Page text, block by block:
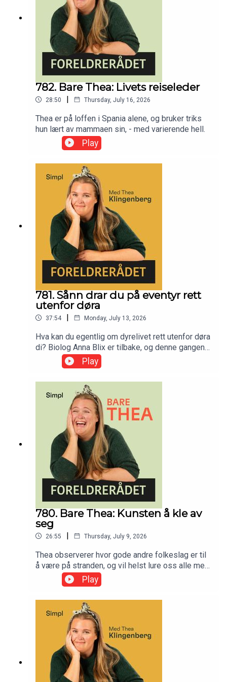
782. Bare Thea: Livets reiseleder
28:50 | Thursday, July 16, 2026
Thea er på loffen i Spania alene, og bruker triks
hun lært av mammaen sin, - med varierende hell.
Play
781. Sånn drar du på eventyr rett
utenfor døra
37:54 | Monday, July 13, 2026
Hva kan du egentlig om dyrelivet rett utenfor døra
di? Biolog Anna Blix er tilbake, og denne gangen
tar hun oss med på et gratis sommereventyr, rett
utenfor døra di. Vi snakker om meitemarker som
besøker hverandre, fugler med hukommelse og
det morsomme livet som venter i fjæra. Ingen
insekter i Norge er farlige, så ingen unnskyldning
her! Ta med ungene, grav i jorda og bli overbevist
om at du faktisk ikke trenger å dra til syden for å
skape eventyr for ungene dine.
Play
780. Bare Thea: Kunsten å kle av
seg
26:55 | Thursday, July 9, 2026
Thea observerer hvor gode andre folkeslag er til
å være på stranden, og vil helst lure oss alle med
på en spansk fristrand i to uker (minst), for
folkehelsens skyld.
Play